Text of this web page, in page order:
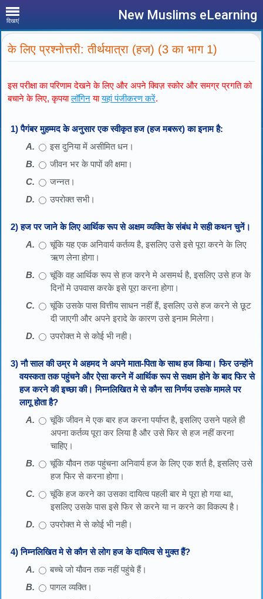
दिखाएं New Muslims eLearning
के लिए प्रश्नोत्तरी: तीर्थयात्रा (हज) (3 का भाग 1)
इस परीक्षा का परिणाम देखने के लिए और अपने क्विज़ स्कोर और समग्र प्रगति को
बचाने के लिए, कृपयालॉगिनयायहां पंजीकरण करें.
1) पैगंबर मुहम्मद के अनुसार एक स्वीकृत हज (हज मबरूर) का इनाम है:
इस दुनिया में असीमित धन।
जीवन भर के पापों की क्षमा।
जन्नत।
उपरोक्त सभी।
2) हज पर जाने के लिए आर्थिक रूप से अक्षम व्यक्ति के संबंध मे सही कथन चुनें।
चूंकि यह एक अनिवार्य कर्तव्य है, इसलिए उसे इसे पूरा करने के लिए
ऋण लेना होगा।
चूंकि वह आर्थिक रूप से हज करने मे असमर्थ है, इसलिए उसे हज के
दिनों मे उपवास करके इसे पूरा करना होगा।
चूंकि उसके पास वित्तीय साधन नहीं हैं, इसलिए उसे हज करने से छूट
दी जाएगी और अपने इरादे के कारण उसे इनाम मिलेगा।
उपरोक्त मे से कोई भी नही।
3) नौ साल की उम्र मे अहमद ने अपने माता-पिता के साथ हज किया। फिर उन्होंने
वयस्कता तक पहुंचने और ऐसा करने में आर्थिक रूप से सक्षम होने के बाद फिर से
हज करने की इच्छा की। निम्नलिखित मे से कौन सा निर्णय उसके मामले पर
लागू होता है?
चूंकि जीवन मे एक बार हज करना पर्याप्त है, इसलिए उसने पहले ही
अपना कर्तव्य पूरा कर लिया है और उसे फिर से हज नहीं करना
चाहिए।
चूंकि यौवन तक पहुंचना अनिवार्य हज के लिए एक शर्त है, इसलिए उसे
हज फिर से करना होगा।
चूंकि हज करने का उसका दायित्व पहली बार मे पूरा हो गया था,
इसलिए उसके पास इसे फिर से करने या न करने का विकल्प है।
उपरोक्त मे से कोई भी नही।
4) निम्नलिखित मे से कौन से लोग हज के दायित्व से मुक्त हैं?
बच्चे जो यौवन तक नहीं पहुंचे हैं।
पागल व्यक्ति।